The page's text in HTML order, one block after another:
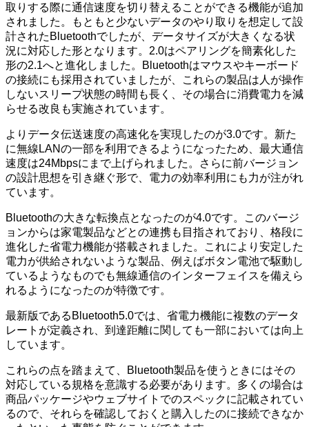
取りする際に通信速度を切り替えることができる機能が追加
されました。もともと少ないデータのやり取りを想定して設
計されたBluetoothでしたが、データサイズが大きくなる状
況に対応した形となります。2.0はペアリングを簡素化した
形の2.1へと進化しました。Bluetoothはマウスやキーボード
の接続にも採用されていましたが、これらの製品は人が操作
しないスリープ状態の時間も長く、その場合に消費電力を減
らせる改良も実施されています。
よりデータ伝送速度の高速化を実現したのが3.0です。新た
に無線LANの一部を利用できるようになったため、最大通信
速度は24Mbpsにまで上げられました。さらに前バージョン
の設計思想を引き継ぐ形で、電力の効率利用にも力が注がれ
ています。
Bluetoothの大きな転換点となったのが4.0です。このバージ
ョンからは家電製品などとの連携も目指されており、格段に
進化した省電力機能が搭載されました。これにより安定した
電力が供給されないような製品、例えばボタン電池で駆動し
ているようなものでも無線通信のインターフェイスを備えら
れるようになったのが特徴です。
最新版であるBluetooth5.0では、省電力機能に複数のデータ
レートが定義され、到達距離に関しても一部においては向上
しています。
これらの点を踏まえて、Bluetooth製品を使うときにはその
対応している規格を意識する必要があります。多くの場合は
商品パッケージやウェブサイトでのスペックに記載されてい
るので、それらを確認しておくと購入したのに接続できなか